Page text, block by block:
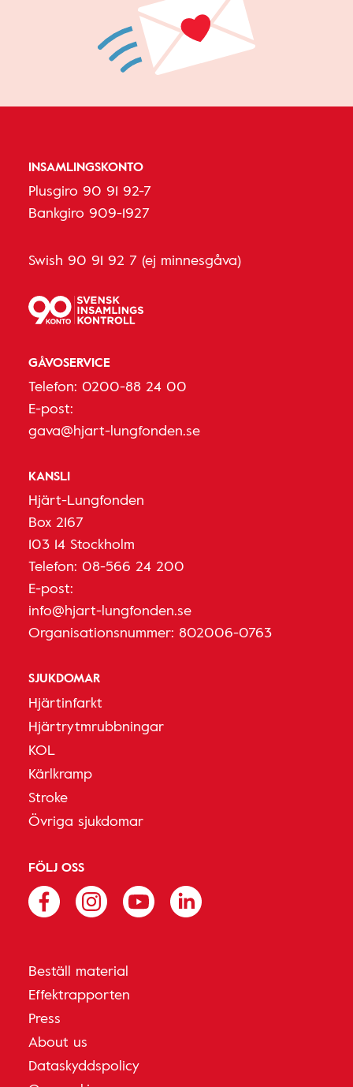
INSAMLINGSKONTO
Plusgiro 90 91 92-7
Bankgiro 909-1927
Swish 90 91 92 7 (ej minnesgåva)
GÅVOSERVICE
Telefon: 0200-88 24 00
E-post:
gava@hjart-lungfonden.se
KANSLI
Hjärt-Lungfonden
Box 2167
103 14 Stockholm
Telefon: 08-566 24 200
E-post:
info@hjart-lungfonden.se
Organisationsnummer: 802006-0763
SJUKDOMAR
Hjärtinfarkt
Hjärtrytmrubbningar
KOL
Kärlkramp
Stroke
Övriga sjukdomar
FÖLJ OSS
Beställ material
Effektrapporten
Press
About us
Dataskyddspolicy